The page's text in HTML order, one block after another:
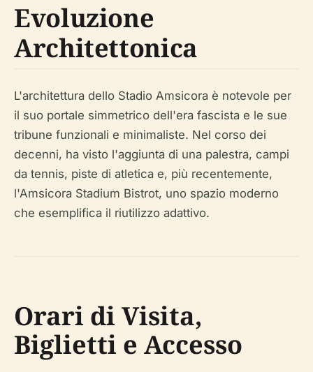
Evoluzione
Architettonica
L'architettura dello Stadio Amsicora è notevole per
il suo portale simmetrico dell'era fascista e le sue
tribune funzionali e minimaliste. Nel corso dei
decenni, ha visto l'aggiunta di una palestra, campi
da tennis, piste di atletica e, più recentemente,
l'Amsicora Stadium Bistrot, uno spazio moderno
che esemplifica il riutilizzo adattivo.
Orari di Visita,
Biglietti e Accesso